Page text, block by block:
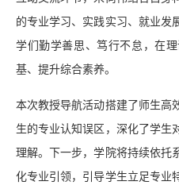
的专业学习、实践实习、就业发
学们勤学善思、笃行不怠，在
基、提升综合素养。
本次教授导航活动搭建了师生高
生的专业认知误区，深化了学生
理解。下一步，学院将持续依托
化专业引领，引导学生立足专业